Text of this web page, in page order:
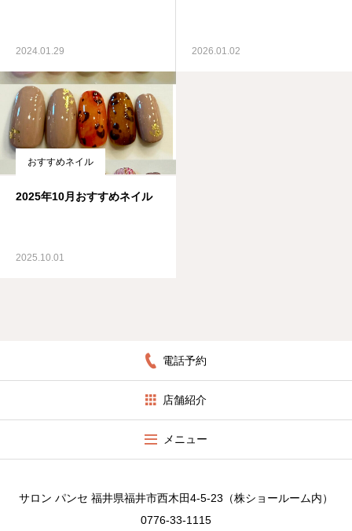
2024.01.29 2026.01.02
おすすめネイル
2025年10月おすすめネイル
2025.10.01
電話予約
店舗紹介
メニュー
サロン パンセ 福井県福井市西木田4-5-23（株ショールーム内）
0776-33-1115